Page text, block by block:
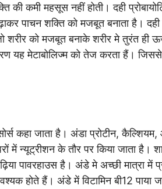
की कमी महसूस नहीं होती। दही
पाचन शक्ति को मजबूत बनाता है।
शरीर को मजबूत बनाके शरीर मे तुरंत ही
यह मेटाबोलिज्म को तेज करता हैं।
कहा जाता है। अंडा प्रोटीन,
न्यूट्रीशन के तौर पर किया जाता है।
पावरहाउस है। अंडे मे अच्छी मात्रा में
होते हैं। अंडे में विटामिन बी12 पाया